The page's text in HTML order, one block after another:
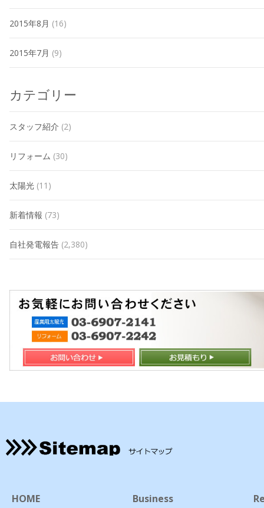
2015年8月 (16)
2015年7月 (9)
カテゴリー
スタッフ紹介 (2)
リフォーム (30)
太陽光 (11)
新着情報 (73)
自社発電報告 (2,380)
HOME
Business